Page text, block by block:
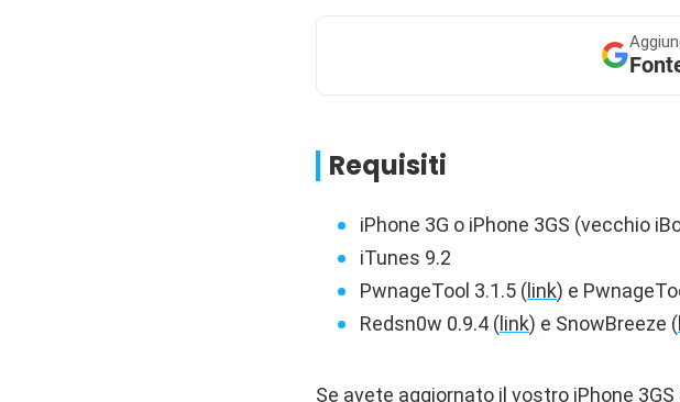
Requisiti
iPhone 3G o iPhone 3GS (vecchio
iTunes 9.2
PwnageTool 3.1.5 (link) e
Redsn0w 0.9.4 (link) e SnowBreeze (
Se avete aggiornato il vostro iPhone